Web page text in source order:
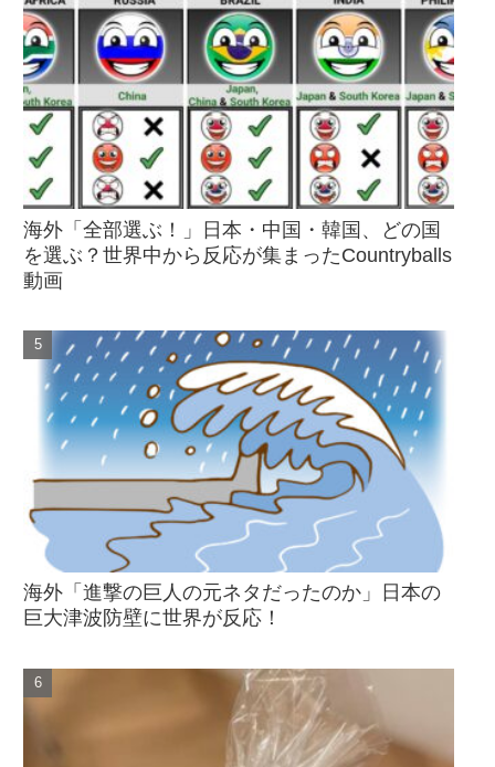
海外「全部選ぶ！」日本・中国・韓国、どの国
を選ぶ？世界中から反応が集まったCountryballs
動画
海外「進撃の巨人の元ネタだったのか」日本の
巨大津波防壁に世界が反応！